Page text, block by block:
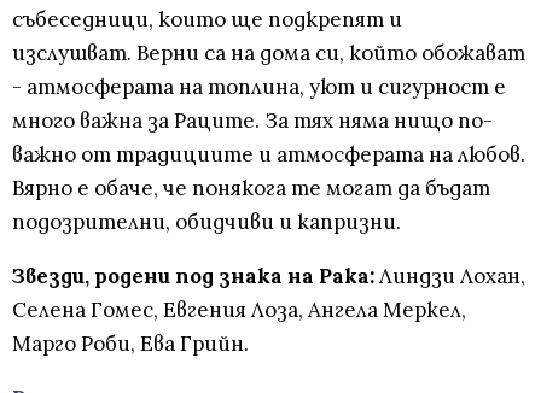
събеседници, които ще подкрепят и
изслушват. Верни са на дома си, който обожават
- атмосферата на топлина, уют и сигурност е
много важна за Раците. За тях няма нищо по-
важно от традициите и атмосферата на любов.
Вярно е обаче, че понякога те могат да бъдат
подозрителни, обидчиви и капризни.
Звезди, родени под знака на Рака:Линдзи Лохан,
Селена Гомес, Евгения Лоза, Ангела Меркел,
Марго Роби, Ева Грийн.